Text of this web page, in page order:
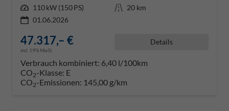
Leistung 110 kW (150 PS) Kilometerstand 20 km
01.06.2026
47.317,– €
incl. 19% MwSt.
Details
Verbrauch kombiniert: 6,40 l/100km
CO2-Klasse: E
CO2-Emissionen: 145,00 g/km